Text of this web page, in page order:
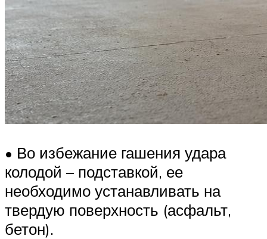
• Во избежание гашения удара
колодой – подставкой, ее
необходимо устанавливать на
твердую поверхность (асфальт,
бетон).